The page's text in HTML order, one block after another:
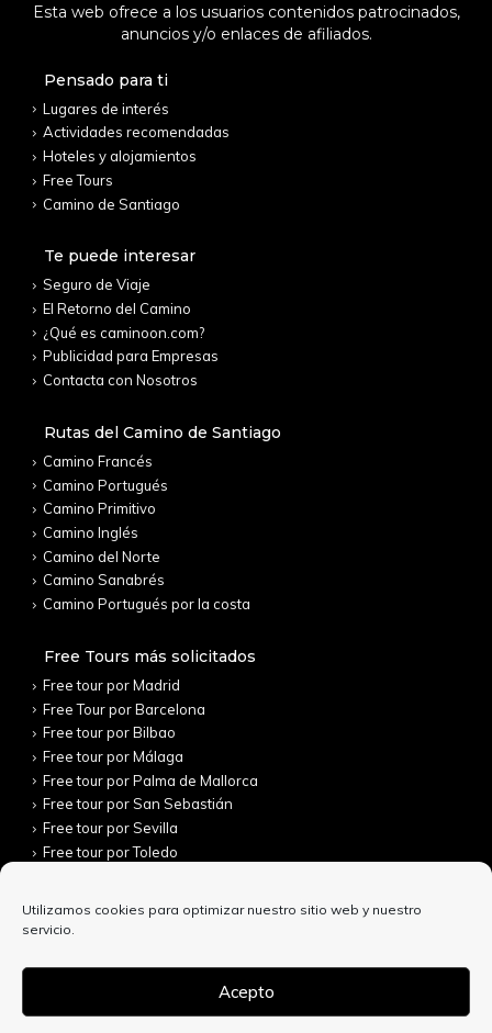
Utilizamos cookies para optimizar nuestro sitio web y nuestro
servicio.
Acepto
Esta web ofrece a los usuarios contenidos patrocinados,
anuncios y/o enlaces de afiliados.
Pensado para ti
Lugares de interés
Actividades recomendadas
Hoteles y alojamientos
Free Tours
Camino de Santiago
Te puede interesar
Seguro de Viaje
El Retorno del Camino
¿Qué es caminoon.com?
Publicidad para Empresas
Contacta con Nosotros
Rutas del Camino de Santiago
Camino Francés
Camino Portugués
Camino Primitivo
Camino Inglés
Camino del Norte
Camino Sanabrés
Camino Portugués por la costa
Free Tours más solicitados
Free tour por Madrid
Free Tour por Barcelona
Free tour por Bilbao
Free tour por Málaga
Free tour por Palma de Mallorca
Free tour por San Sebastián
Free tour por Sevilla
Free tour por Toledo